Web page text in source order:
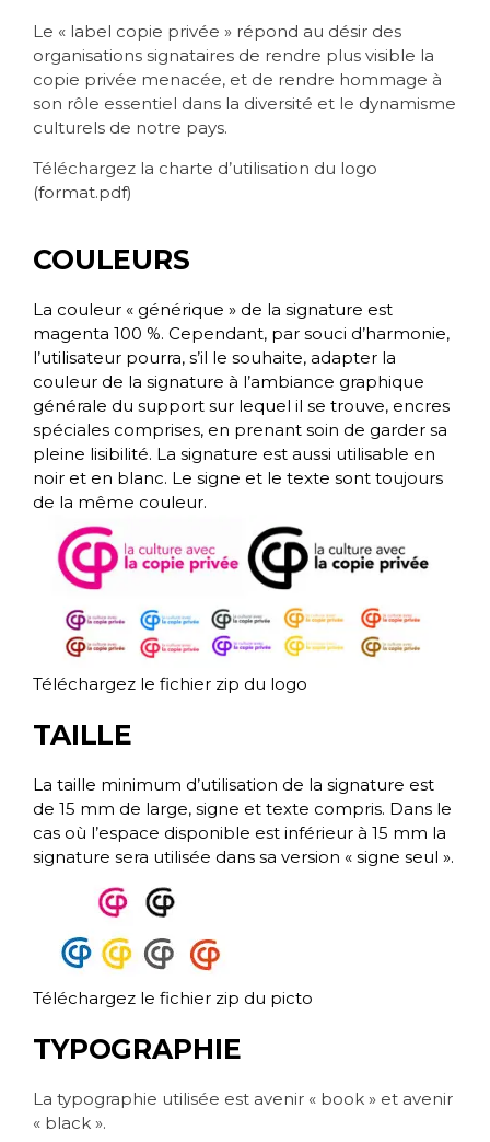
Le « label copie privée » répond au désir des
organisations signataires de rendre plus visible la
copie privée menacée, et de rendre hommage à
son rôle essentiel dans la diversité et le dynamisme
culturels de notre pays.
Téléchargez la charte d’utilisation du logo
(format.pdf)
COULEURS
La couleur « générique » de la signature est
magenta 100 %. Cependant, par souci d’harmonie,
l’utilisateur pourra, s’il le souhaite, adapter la
couleur de la signature à l’ambiance graphique
générale du support sur lequel il se trouve, encres
spéciales comprises, en prenant soin de garder sa
pleine lisibilité. La signature est aussi utilisable en
noir et en blanc. Le signe et le texte sont toujours
de la même couleur.
Téléchargez le fichier zip du logo
TAILLE
La taille minimum d’utilisation de la signature est
de 15 mm de large, signe et texte compris. Dans le
cas où l’espace disponible est inférieur à 15 mm la
signature sera utilisée dans sa version « signe seul ».
Téléchargez le fichier zip du picto
TYPOGRAPHIE
La typographie utilisée est avenir « book » et avenir
« black ».